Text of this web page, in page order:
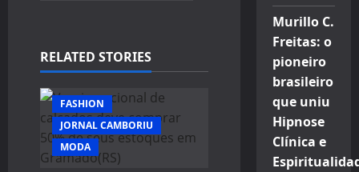
RELATED STORIES
FASHION
JORNAL CAMBORIU
MODA
Murillo C.
Freitas: o
pioneiro
brasileiro
que uniu
Hipnose
Clínica e